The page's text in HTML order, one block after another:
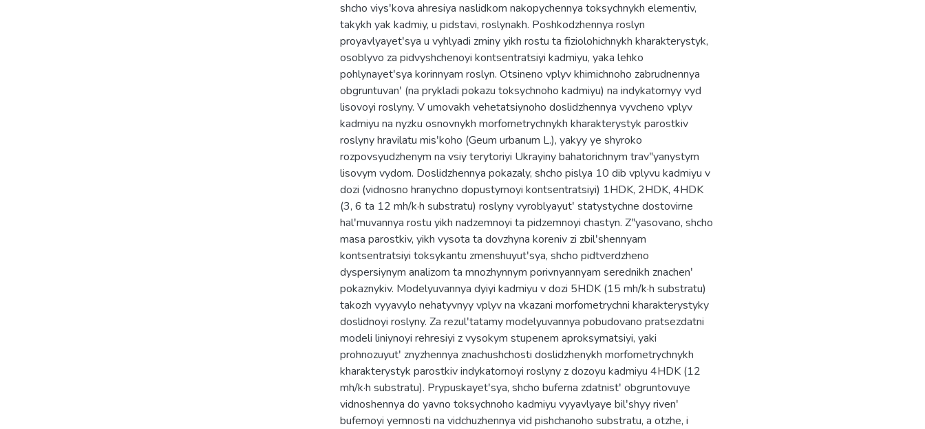
shcho viysʹkova ahresiya naslidkom nakopychennya toksychnykh elementiv,
takykh yak kadmiy, u pidstavi, roslynakh. Poshkodzhennya roslyn
proyavlyayetʹsya u vyhlyadi zminy yikh rostu ta fiziolohichnykh kharakterystyk,
osoblyvo za pidvyshchenoyi kontsentratsiyi kadmiyu, yaka lehko
pohlynayetʹsya korinnyam roslyn. Otsineno vplyv khimichnoho zabrudnennya
obgruntuvanʹ (na prykladi pokazu toksychnoho kadmiyu) na indykatornyy vyd
lisovoyi roslyny. V umovakh vehetatsiynoho doslidzhennya vyvcheno vplyv
kadmiyu na nyzku osnovnykh morfometrychnykh kharakterystyk parostkiv
roslyny hravilatu misʹkoho (Geum urbanum L.), yakyy ye shyroko
rozpovsyudzhenym na vsiy terytoriyi Ukrayiny bahatorichnym travʺyanystym
lisovym vydom. Doslidzhennya pokazaly, shcho pislya 10 dib vplyvu kadmiyu v
dozi (vidnosno hranychno dopustymoyi kontsentratsiyi) 1HDK, 2HDK, 4HDK
(3, 6 ta 12 mh/k·h substratu) roslyny vyroblyayutʹ statystychne dostovirne
halʹmuvannya rostu yikh nadzemnoyi ta pidzemnoyi chastyn. Zʺyasovano, shcho
masa parostkiv, yikh vysota ta dovzhyna koreniv zi zbilʹshennyam
kontsentratsiyi toksykantu zmenshuyutʹsya, shcho pidtverdzheno
dyspersiynym analizom ta mnozhynnym porivnyannyam serednikh znachenʹ
pokaznykiv. Modelyuvannya dyiyi kadmiyu v dozi 5HDK (15 mh/k·h substratu)
takozh vyyavylo nehatyvnyy vplyv na vkazani morfometrychni kharakterystyky
doslidnoyi roslyny. Za rezulʹtatamy modelyuvannya pobudovano pratsezdatni
modeli liniynoyi rehresiyi z vysokym stupenem aproksymatsiyi, yaki
prohnozuyutʹ znyzhennya znachushchosti doslidzhenykh morfometrychnykh
kharakterystyk parostkiv indykatornoyi roslyny z dozoyu kadmiyu 4HDK (12
mh/k·h substratu). Prypuskayetʹsya, shcho buferna zdatnistʹ obgruntovuye
vidnoshennya do yavno toksychnoho kadmiyu vyyavlyaye bilʹshyy rivenʹ
bufernoyi yemnosti na vidchuzhennya vid pishchanoho substratu, a otzhe, i